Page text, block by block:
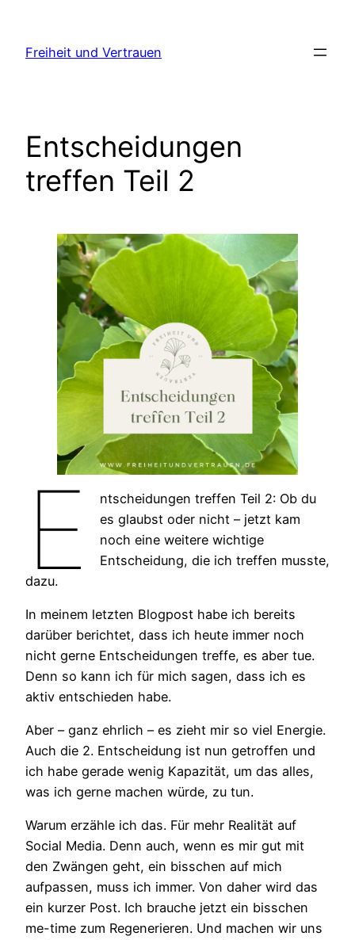
springen
Freiheit und Vertrauen
Entscheidungen
treffen Teil 2
E
ntscheidungen treffen Teil 2: Ob du
es glaubst oder nicht – jetzt kam
noch eine weitere wichtige
Entscheidung, die ich treffen musste,
dazu.
In meinem letzten Blogpost habe ich bereits
darüber berichtet, dass ich heute immer noch
nicht gerne Entscheidungen treffe, es aber tue.
Denn so kann ich für mich sagen, dass ich es
aktiv entschieden habe.
Aber – ganz ehrlich – es zieht mir so viel Energie.
Auch die 2. Entscheidung ist nun getroffen und
ich habe gerade wenig Kapazität, um das alles,
was ich gerne machen würde, zu tun.
Warum erzähle ich das. Für mehr Realität auf
Social Media. Denn auch, wenn es mir gut mit
den Zwängen geht, ein bisschen auf mich
aufpassen, muss ich immer. Von daher wird das
ein kurzer Post. Ich brauche jetzt ein bisschen
me-time zum Regenerieren. Und machen wir uns